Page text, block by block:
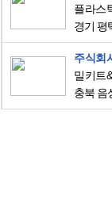
경기 평
주식회
충북 음